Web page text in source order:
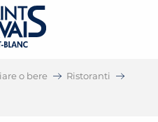
o bere
Ristoranti